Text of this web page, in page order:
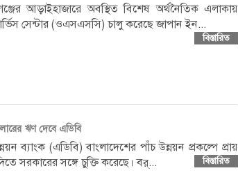
আড়াইহাজারে অবস্থিত বিশেষ অর্থনৈতিক এলাকায়
সেন্টার (ওএসএসসি) চালু করেছে জাপান ইন...
বিস্তারিত
ঋণ দেবে এডিবি
ব্যাংক (এডিবি) বাংলাদেশের পাঁচ উন্নয়ন প্রকল্পে প্রায়
সরকারের সঙ্গে চুক্তি করেছে। বর্...
বিস্তারিত